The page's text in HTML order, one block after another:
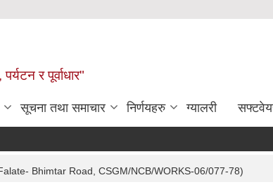
र पूर्वाधार"
सूचना तथा समाचार निर्णयहरु ग्यालरी
Bhimtar Road, CSGM/NCB/WORKS-06/077-78)